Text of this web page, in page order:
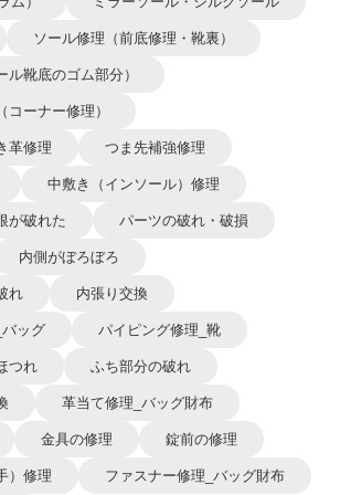
ソール修理（前底修理・靴裏）
ル靴底のゴム部分）
ーナー修理）
革修理 つま先補強修理
中敷き（インソール）修理
が破れた パーツの破れ・破損
内側がぼろぼろ
れ 内張り交換
ッグ パイピング修理_靴
つれ ふち部分の破れ
革当て修理_バッグ財布
金具の修理 錠前の修理
）修理 ファスナー修理_バッグ財布